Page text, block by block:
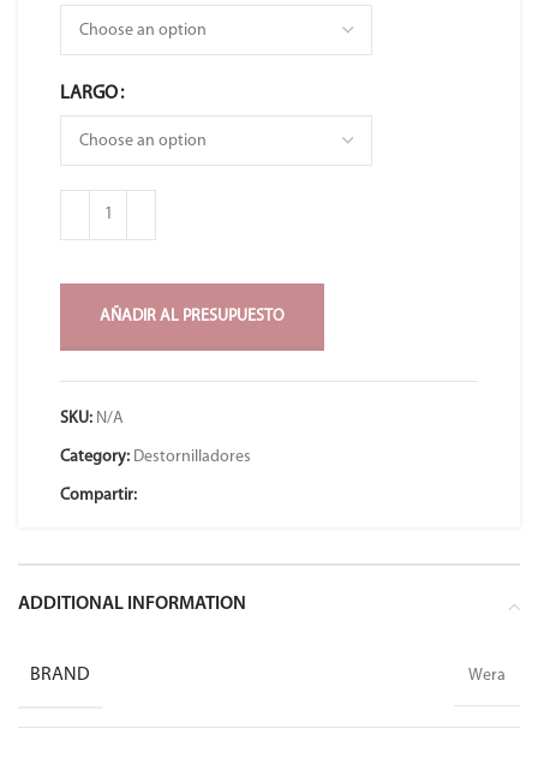
LARGO
AÑADIR AL PRESUPUESTO
SKU: N/A
Category: Destornilladores
Compartir:
ADDITIONAL INFORMATION
BRAND Wera